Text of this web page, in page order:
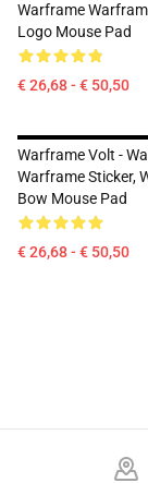
Warframe
Logo Mouse Pad
€ 26,68 - € 50,50
Warframe Volt -
Warframe Sticker,
Bow Mouse Pad
€ 26,68 - € 50,50